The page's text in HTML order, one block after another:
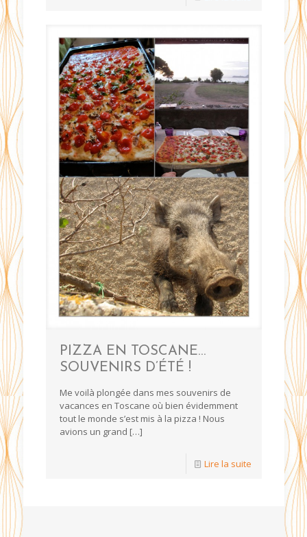
PIZZA EN TOSCANE…
SOUVENIRS D’ÉTÉ !
Me voilà plongée dans mes souvenirs de
vacances en Toscane où bien évidemment
tout le monde s’est mis à la pizza ! Nous
avions un grand […]
Lire la suite